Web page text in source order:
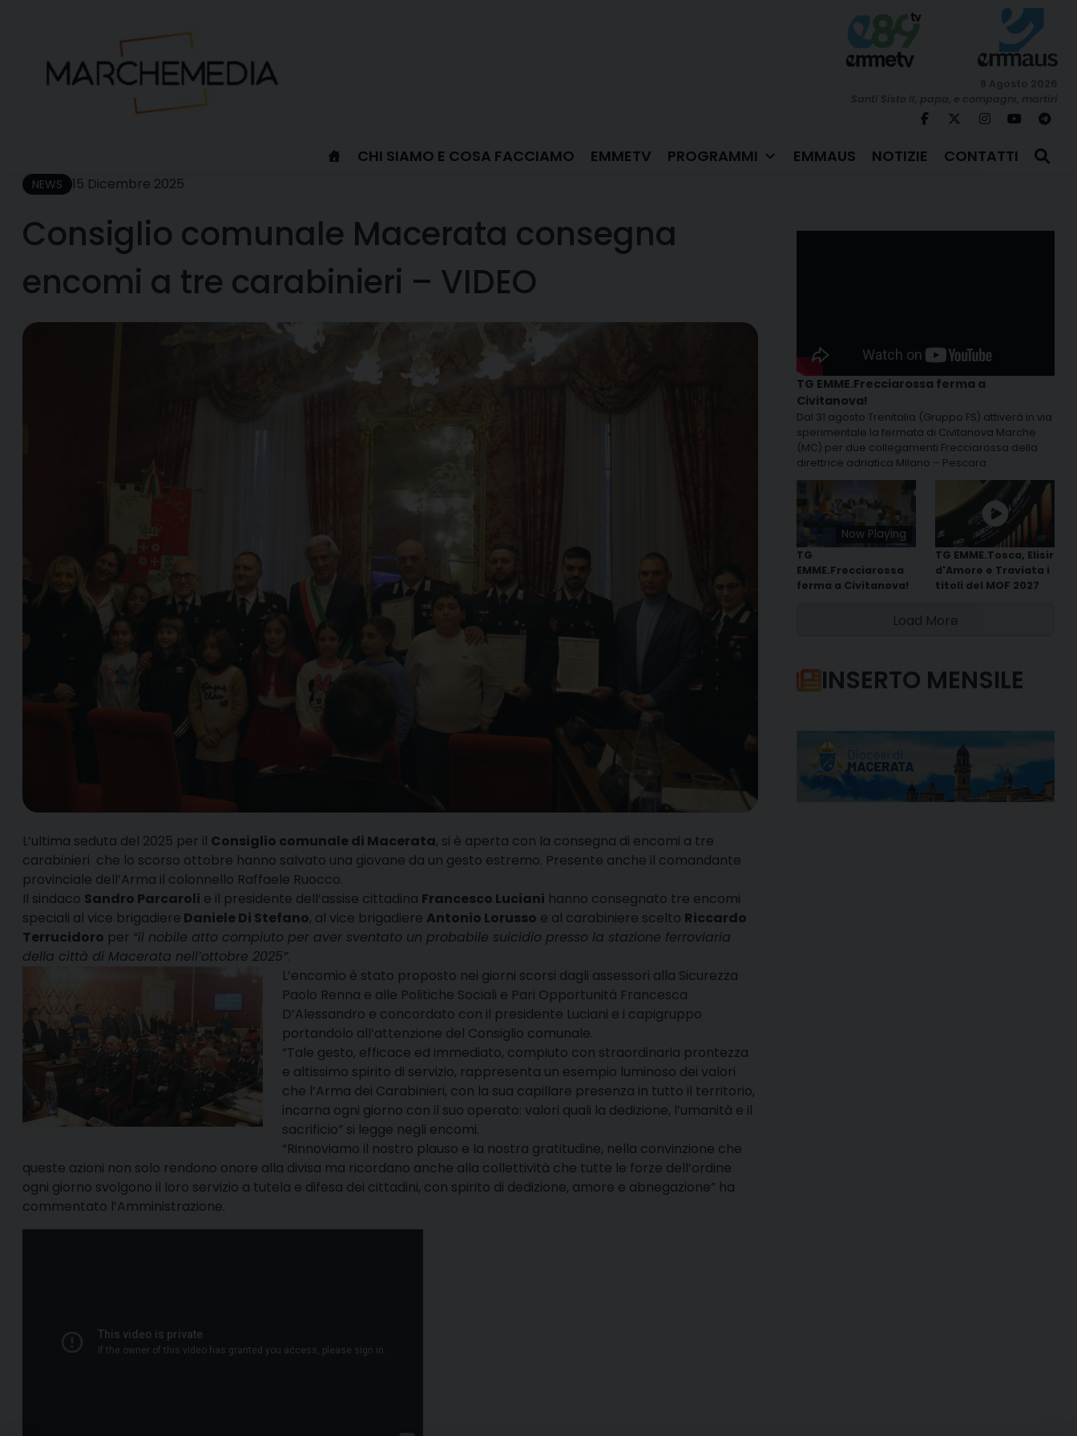
CHI SIAMO E COSA FACCIAMO EMMETV PROGRAMMI EMMAUS NOTIZIE CONTATTI
NEWS 15 Dicembre 2025
Consiglio comunale Macerata consegna
encomi a tre carabinieri – VIDEO
L’ultima seduta del 2025 per il Consiglio comunale di Macerata, si è aperta con la consegna di encomi a tre
carabinieri che lo scorso ottobre hanno salvato una giovane da un gesto estremo. Presente anche il comandante
provinciale dell’Arma il colonnello Raffaele Ruocco.
Il sindaco Sandro Parcaroli e il presidente dell’assise cittadina Francesco Luciani hanno consegnato tre encomi
speciali al vice brigadiere Daniele Di Stefano, al vice brigadiere Antonio Lorusso e al carabiniere scelto Riccardo
Terrucidoro per “il nobile atto compiuto per aver sventato un probabile suicidio presso la stazione ferroviaria
della città di Macerata nell’ottobre 2025”.
L’encomio è stato proposto nei giorni scorsi dagli assessori alla Sicurezza
Paolo Renna e alle Politiche Sociali e Pari Opportunità Francesca
D’Alessandro e concordato con il presidente Luciani e i capigruppo
portandolo all’attenzione del Consiglio comunale.
“Tale gesto, efficace ed immediato, compiuto con straordinaria prontezza
e altissimo spirito di servizio, rappresenta un esempio luminoso dei valori
che l’Arma dei Carabinieri, con la sua capillare presenza in tutto il territorio,
incarna ogni giorno con il suo operato: valori quali la dedizione, l’umanità e il
sacrificio” si legge negli encomi.
“Rinnoviamo il nostro plauso e la nostra gratitudine, nella convinzione che
queste azioni non solo rendono onore alla divisa ma ricordano anche alla collettività che tutte le forze dell’ordine
ogni giorno svolgono il loro servizio a tutela e difesa dei cittadini, con spirito di dedizione, amore e abnegazione” ha
commentato l’Amministrazione.
TG EMME.Frecciarossa ferma a
Civitanova!
Dal 31 agosto Trenitalia (Gruppo FS) attiverà in via
sperimentale la fermata di Civitanova Marche
(MC) per due collegamenti Frecciarossa della
direttrice adriatica Milano – Pescara.
Now Playing
TG
EMME.Frecciarossa
ferma a Civitanova!
TG EMME.Tosca, Elisir
d'Amore e Traviata i
titoli del MOF 2027
Load More
INSERTO MENSILE